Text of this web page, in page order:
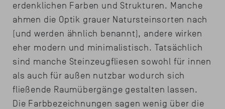
erdenklichen Farben und Strukturen. Manche
ahmen die Optik grauer Natursteinsorten nach
(und werden ähnlich benannt), andere wirken
eher modern und minimalistisch. Tatsächlich
sind manche Steinzeugfliesen sowohl für innen
als auch für außen nutzbar wodurch sich
fließende Raumübergänge gestalten lassen.
Die Farbbezeichnungen sagen wenig über die